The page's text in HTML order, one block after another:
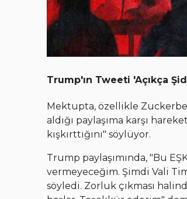
Trump'ın Tweeti 'Açıkça
Mektupta, özellikle
aldığı paylaşıma karşı
kışkırttığını" söylüyor.
Trump paylaşımında, "Bu
vermeyeceğim. Şimdi Vali
söyledi. Zorluk çıkması